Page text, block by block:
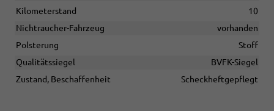
Kilometerstand
10
Nichtraucher-Fahrzeug
vorhanden
Polsterung
Stoff
Qualitätssiegel
BVFK-Siegel
Zustand, Beschaffenheit
Scheckheftgepflegt